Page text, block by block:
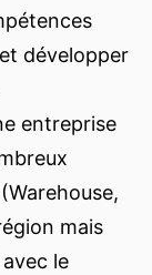
développer
entreprise
mais
le